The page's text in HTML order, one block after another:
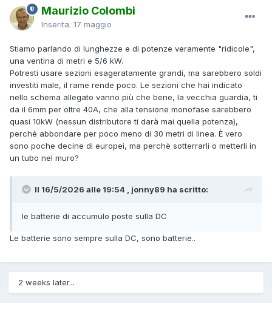
Maurizio Colombi
Inserita: 17 maggio
Stiamo parlando di lunghezze e di potenze veramente "ridicole",
una ventina di metri e 5/6 kW.
Potresti usare sezioni esageratamente grandi, ma sarebbero soldi
investiti male, il rame rende poco. Le sezioni che hai indicato
nello schema allegato vanno più che bene, la vecchia guardia, ti
da il 6mm per oltre 40A, che alla tensione monofase sarebbero
quasi 10kW (nessun distributore ti darà mai quella potenza),
perchè abbondare per poco meno di 30 metri di linea. È vero
sono poche decine di europei, ma perchè sotterrarli o metterli in
un tubo nel muro?
Il 16/5/2026 alle 19:54 , jonny89 ha scritto:
le batterie di accumulo poste sulla DC
Le batterie sono sempre sulla DC, sono batterie..
2 weeks later...